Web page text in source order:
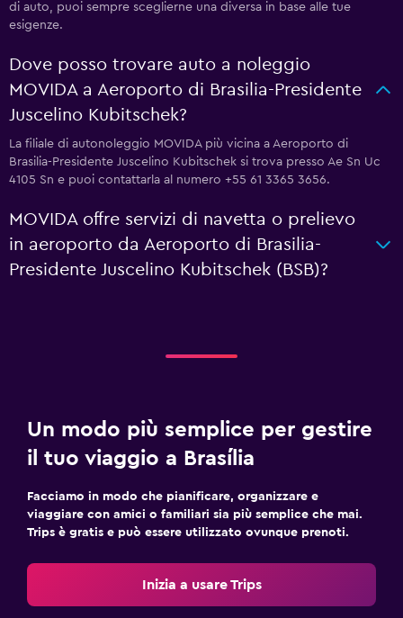
di auto, puoi sempre sceglierne una diversa in base alle tue
esigenze.
Dove posso trovare auto a noleggio
MOVIDA a Aeroporto di Brasilia-Presidente
Juscelino Kubitschek?
La filiale di autonoleggio MOVIDA più vicina a Aeroporto di
Brasilia-Presidente Juscelino Kubitschek si trova presso Ae Sn Uc
4105 Sn e puoi contattarla al numero +55 61 3365 3656.
MOVIDA offre servizi di navetta o prelievo
in aeroporto da Aeroporto di Brasilia-
Presidente Juscelino Kubitschek (BSB)?
Un modo più semplice per gestire
il tuo viaggio a Brasília
Facciamo in modo che pianificare, organizzare e
viaggiare con amici o familiari sia più semplice che mai.
Trips è gratis e può essere utilizzato ovunque prenoti.
Inizia a usare Trips